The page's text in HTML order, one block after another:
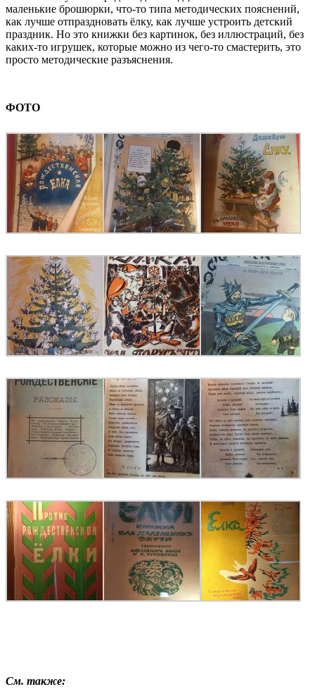
маленькие брошюрки, что-то типа методических пояснений,
как лучше отпраздновать ёлку, как лучше устроить детский
праздник. Но это книжки без картинок, без иллюстраций, без
каких-то игрушек, которые можно из чего-то смастерить, это
просто методические разъяснения.
ФОТО
См. также: